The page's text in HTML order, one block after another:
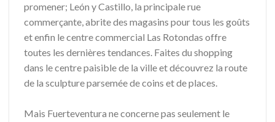
promener; León y Castillo, la principale rue
commerçante, abrite des magasins pour tous les goûts
et enfin le centre commercial Las Rotondas offre
toutes les dernières tendances. Faites du shopping
dans le centre paisible de la ville et découvrez la route
de la sculpture parsemée de coins et de places.
Mais Fuerteventura ne concerne pas seulement le